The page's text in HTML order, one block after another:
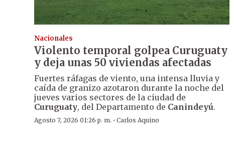
Nacionales
Violento temporal golpea Curuguaty
y deja unas 50 viviendas afectadas
Fuertes ráfagas de viento, una intensa lluvia y
caída de granizo azotaron durante la noche del
jueves varios sectores de la ciudad de
Curuguaty, del Departamento de Canindeyú.
Agosto 7, 2026 01:26 p. m. · Carlos Aquino